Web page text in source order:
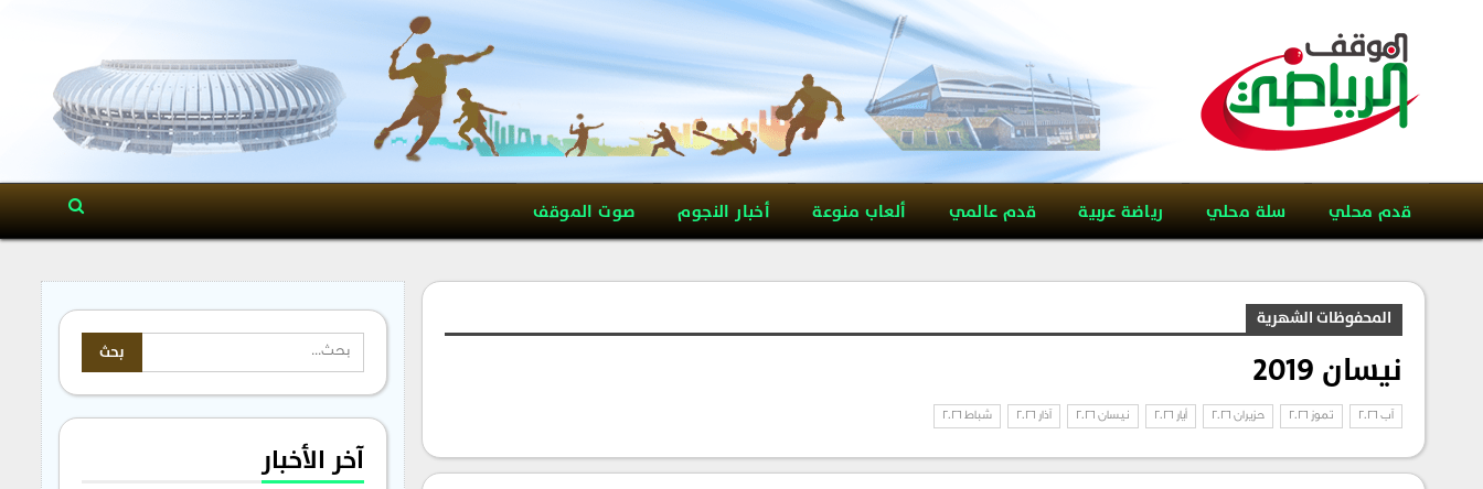
قدم محلي سلة محلي رياضة عربية قدم عالمي ألعاب منوعة أخبار النجوم صوت الموقف
المحفوظات الشهرية
نيسان 2019
آب 2026 تموز 2026 حزيران 2026 أيار 2026 نيسان 2026 آذار 2026 شباط 2026
آخر الأخبار